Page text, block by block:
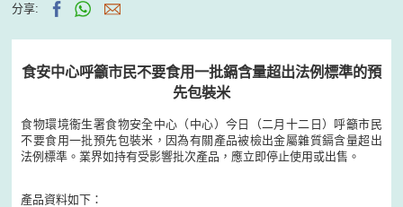
分享:
食安中心呼籲市民不要食用一批鎘含量超出法例標準的預
先包裝米
食物環境衞生署食物安全中心（中心）今日（二月十二日）呼籲市民
不要食用一批預先包裝米，因為有關產品被檢出金屬雜質鎘含量超出
法例標準。業界如持有受影響批次產品，應立即停止使用或出售。
產品資料如下：